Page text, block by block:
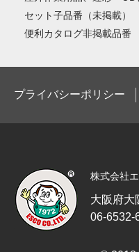
セット子品番（未掲載）
便利カタログ非掲載品番
プライバシーポリシー
株式会社
大阪府大
06-6532-